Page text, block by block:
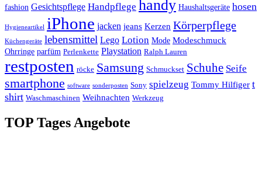
fashion Gesichtspflege Handpflege handy Haushaltsgeräte hosen
Hygieneartikel iPhone jacken jeans Kerzen Körperpflege
Küchengeräte lebensmittel Lego Lotion Mode Modeschmuck
Ohrringe parfüm Perlenkette Playstation Ralph Lauren
restposten röcke Samsung Schmuckset Schuhe Seife
smartphone software sonderposten Sony spielzeug Tommy Hilfiger t
shirt Waschmaschinen Weihnachten Werkzeug
TOP Tages Angebote